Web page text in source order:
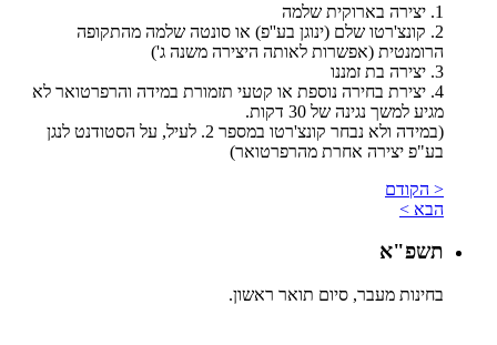
1. יצירה בארוקית שלמה
2. קונצ'רטו שלם (ינוגן בע''פ) או סונטה שלמה מהתקופה
הרומנטית (אפשרות לאותה היצירה משנה ג')
3. יצירה בת זמננו
4. יצירת בחירה נוספת או קטעי תזמורת במידה והרפרטואר לא
מגיע למשך נגינה של 30 דקות.
(במידה ולא נבחר קונצ'רטו במספר 2. לעיל, על הסטודנט לנגן
בע"פ יצירה אחרת מהרפרטואר)
< הקודם
הבא >
תשפ"א
בחינות מעבר, סיום תואר ראשון.